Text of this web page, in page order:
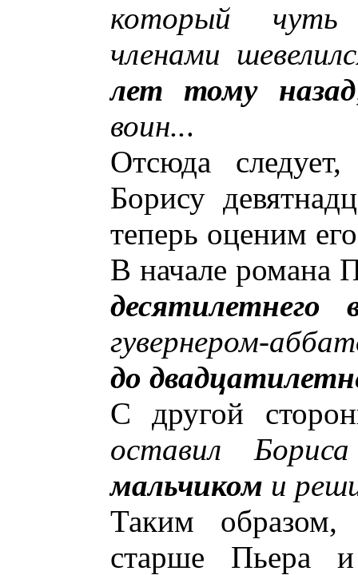
который чуть
членами
лет тому назад
воин...
Отсюда
Борису
теперь оценим
В начале романа
десятилетнего
гувернером-
до
С другой
оставил
мальчиком и
Таким
старше Пьера